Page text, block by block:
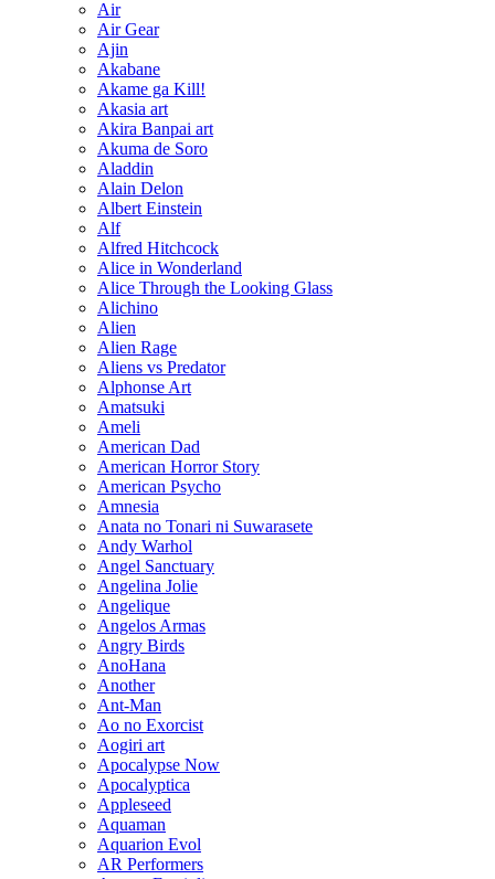
Air
Air Gear
Ajin
Akabane
Akame ga Kill!
Akasia art
Akira Banpai art
Akuma de Soro
Aladdin
Alain Delon
Albert Einstein
Alf
Alfred Hitchcock
Alice in Wonderland
Alice Through the Looking Glass
Alichino
Alien
Alien Rage
Aliens vs Predator
Alphonse Art
Amatsuki
Ameli
American Dad
American Horror Story
American Psycho
Amnesia
Anata no Tonari ni Suwarasete
Andy Warhol
Angel Sanctuary
Angelina Jolie
Angelique
Angelos Armas
Angry Birds
AnoHana
Another
Ant-Man
Ao no Exorcist
Aogiri art
Apocalypse Now
Apocalyptica
Appleseed
Aquaman
Aquarion Evol
AR Performers